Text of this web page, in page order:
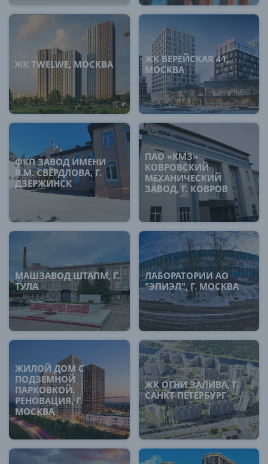
ЖК TWELWE, МОСКВА
ЖК ВЕРЕЙСКАЯ 41,
МОСКВА
ФКП ЗАВОД ИМЕНИ
Я.М. СВЕРДЛОВА, Г.
ДЗЕРЖИНСК
ПАО «КМЗ»
КОВРОВСКИЙ
МЕХАНИЧЕСКИЙ
ЗАВОД, Г. КОВРОВ
МАШЗАВОД ШТАПМ, Г.
ТУЛА
ЛАБОРАТОРИИ АО
"ЭПИЭЛ", Г. МОСКВА
ЖИЛОЙ ДОМ С
ПОДЗЕМНОЙ
ПАРКОВКОЙ.
РЕНОВАЦИЯ, Г.
МОСКВА
ЖК ОГНИ ЗАЛИВА, Г.
САНКТ-ПЕТЕРБУРГ